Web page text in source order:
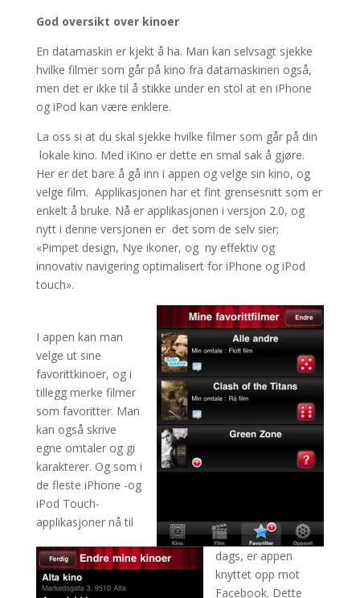
God oversikt over kinoer
En datamaskin er kjekt å ha. Man kan selvsagt sjekke
hvilke filmer som går på kino fra datamaskinen også,
men det er ikke til å stikke under en stol at en iPhone
og iPod kan være enklere.
La oss si at du skal sjekke hvilke filmer som går på din
lokale kino. Med iKino er dette en smal sak å gjøre.
Her er det bare å gå inn i appen og velge sin kino, og
velge film. Applikasjonen har et fint grensesnitt som er
enkelt å bruke. Nå er applikasjonen i versjon 2.0, og
nytt i denne versjonen er det som de selv sier;
«Pimpet design, Nye ikoner, og ny effektiv og
innovativ navigering optimalisert for iPhone og iPod
touch».
I appen kan man
velge ut sine
favorittkinoer, og i
tillegg merke filmer
som favoritter. Man
kan også skrive
egne omtaler og gi
karakterer. Og som i
de fleste iPhone -og
iPod Touch-
applikasjoner nå til
dags, er appen
knyttet opp mot
Facebook. Dette